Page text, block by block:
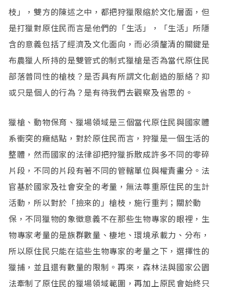
枝」，雙方的陳述之中，都把狩獵限縮於文化層面，但
是打獵對原住民而言是他們的「生活」，「生活」所隱
含的意義包括了經濟及文化面向，而必須釐清的關鍵是
布農獵人所持的是雙管式的制式獵槍是否為當代原住民
部落普同性的槍枝？是否具有所謂文化創造的脈絡？抑
或只是個人的行為？是有待我們去觀察及省思的。
獵槍、動物保育、獵場領域是三個當代原住民與國家體
系衝突的癥結點，對於原住民而言，狩獵是一個生活的
整體，然而國家的法律卻把狩獵拆散成許多不同的零碎
片段，不同的片段有著不同的管轄單位與權責畫分。法
官基於國家及社會安全的考量，無法尊重原住民的生計
活動，所以對於「撿來的」槍枝，施行重判；關於動
保，不同獵物的象徵意義不在那些生物專家的眼裡，生
物專家考量的是族群數量、棲地、環境承載力、分布，
所以原住民只能在這些生物專家的考量之下，選擇性的
獵捕，並且還有數量的限制。再來，森林法與國家公園
法牽制了原住民的獵場領域範圍，再加上原民會始終只